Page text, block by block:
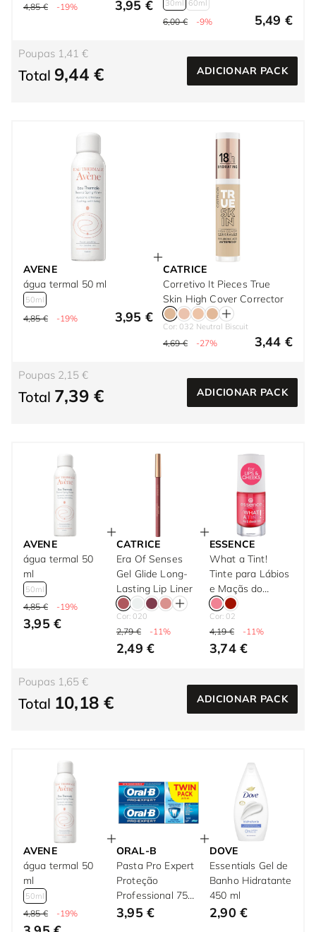
4,85 € -19% 3,95 € 30ml 60ml
6,00 € -9% 5,49 €
Poupas 1,41 €
Total 9,44 € ADICIONAR PACK
AVENE
água termal 50 ml
50ml
4,85 € -19% 3,95 €
CATRICE
Corretivo It Pieces True
Skin High Cover Corrector
Cor: 032 Neutral Biscuit
4,69 € -27% 3,44 €
Poupas 2,15 €
Total 7,39 € ADICIONAR PACK
AVENE
água termal 50
ml
50ml
4,85 € -19%
3,95 €
CATRICE
Era Of Senses
Gel Glide Long-
Lasting Lip Liner
Cor: 020
2,79 € -11%
2,49 €
ESSENCE
What a Tint!
Tinte para Lábios
e Maçãs do
Rosto
Cor: 02
4,19 € -11%
3,74 €
Poupas 1,65 €
Total 10,18 € ADICIONAR PACK
AVENE
água termal 50
ml
50ml
4,85 € -19%
ORAL-B
Pasta Pro Expert
Proteção
Professional 75
ml
3,95 €
DOVE
Essentials Gel de
Banho Hidratante
450 ml
2,90 €